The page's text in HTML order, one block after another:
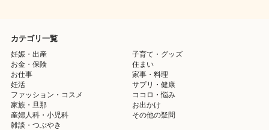
カテゴリ一覧
妊娠・出産
子育て・グッズ
お金・保険
住まい
お仕事
家事・料理
妊活
サプリ・健康
ファッション・コスメ
ココロ・悩み
家族・旦那
お出かけ
産婦人科・小児科
その他の疑問
雑談・つぶやき